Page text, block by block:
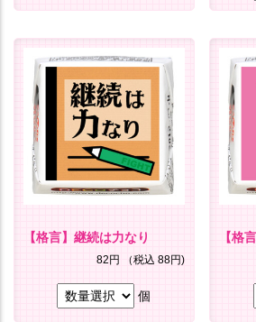
【格言】継続は力なり
82円 （税込 88円)
個
【格